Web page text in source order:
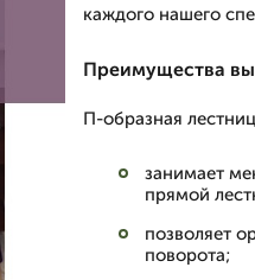
каждого нашего
Преимущества
П-образная
занимает
прямой
позволяет
поворота;